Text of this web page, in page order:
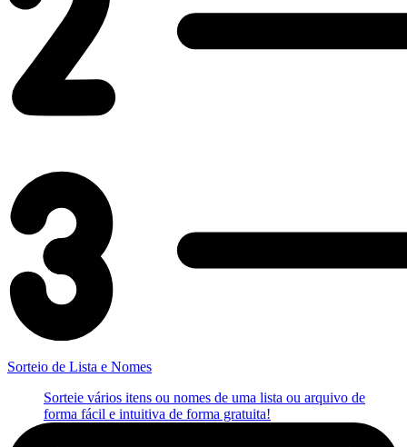
Sorteio de Lista e Nomes
Sorteie vários itens ou nomes de uma lista ou arquivo de
forma fácil e intuitiva de forma gratuita!